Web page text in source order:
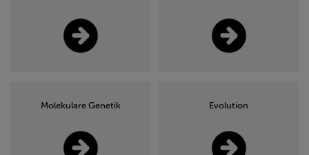
Molekulare Genetik Evolution